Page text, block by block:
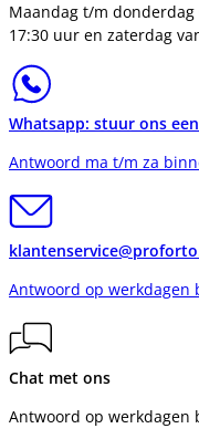
Maandag t/m
17:30 uur en zaterdag
Whatsapp: stuur ons
Antwoord ma t/m za
Antwoord op werkdagen
Chat met ons
Antwoord op werkdagen